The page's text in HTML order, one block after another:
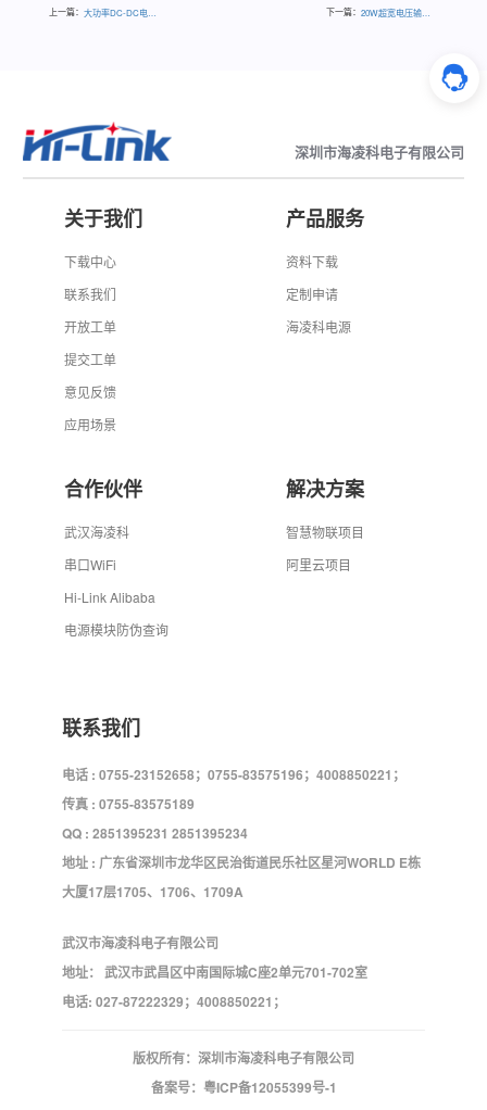
上一篇： 大功率DC-DC电源：为工业设备注入强劲动力 下一篇： 20W超宽电压输入DC-DC电源模块
深圳市海凌科电子有限公司
关于我们
下载中心
联系我们
开放工单
提交工单
意见反馈
应用场景
产品服务
资料下载
定制申请
海凌科电源
合作伙伴
武汉海凌科
串口WiFi
Hi-Link Alibaba
电源模块防伪查询
解决方案
智慧物联项目
阿里云项目
联系我们
电话 : 0755-23152658；0755-83575196；4008850221；
传真 : 0755-83575189
QQ : 2851395231 2851395234
地址 : 广东省深圳市龙华区民治街道民乐社区星河WORLD E栋
大厦17层1705、1706、1709A
武汉市海凌科电子有限公司
地址： 武汉市武昌区中南国际城C座2单元701-702室
电话: 027-87222329；4008850221；
版权所有：深圳市海凌科电子有限公司
备案号： 粤ICP备12055399号-1